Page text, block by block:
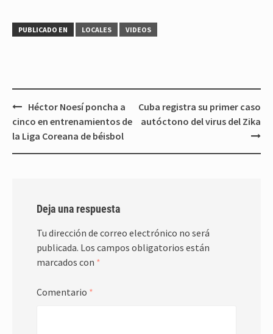
PUBLICADO EN LOCALES VIDEOS
Navegación
de
entradas
Héctor Noesí poncha a
cinco en entrenamientos de
la Liga Coreana de béisbol
Cuba registra su primer caso
autóctono del virus del Zika
Deja una respuesta
Tu dirección de correo electrónico no será
publicada. Los campos obligatorios están
marcados con *
Comentario *